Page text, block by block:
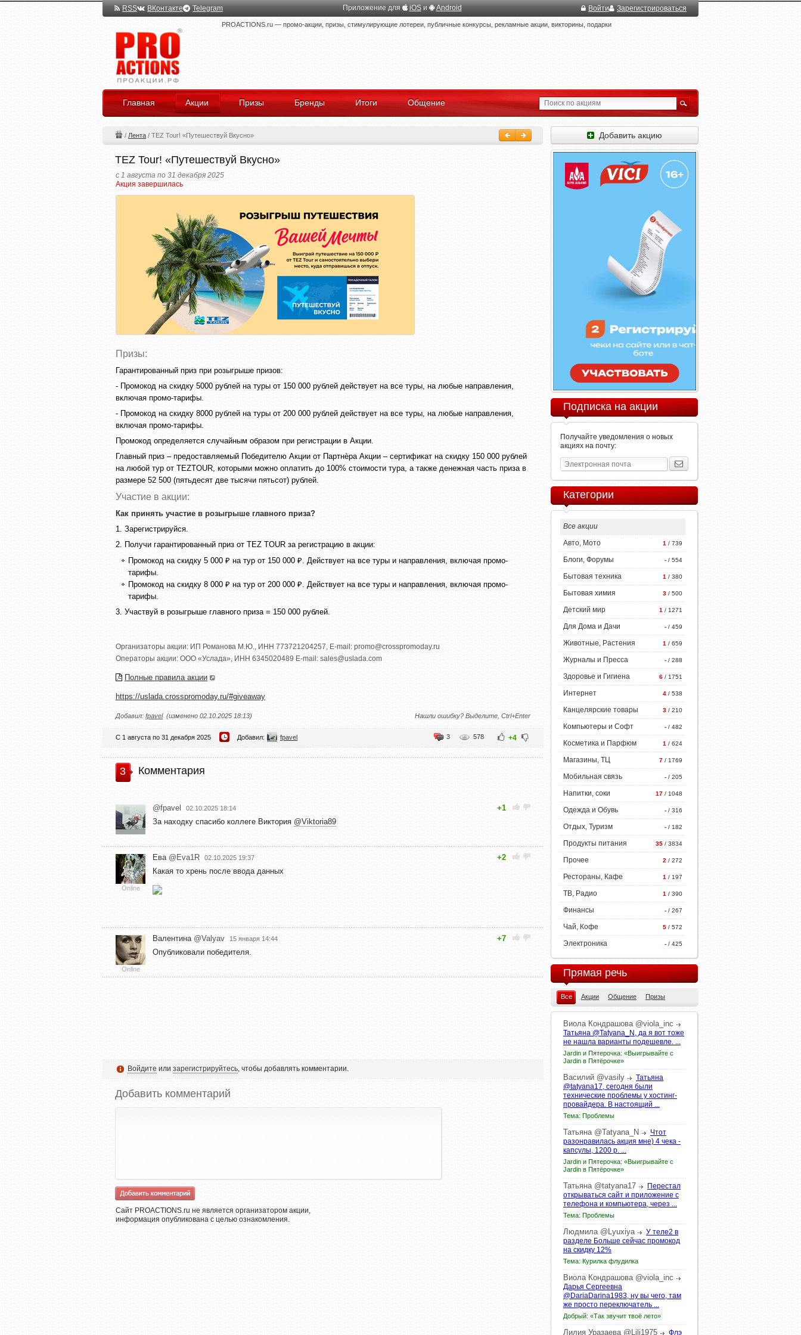
RSS ВКонтакте Telegram Приложение для iOSи Android Войти Зарегистрироваться
PROACTIONS.ru — промо-акции, призы, стимулирующие лотереи, публичные конкурсы, рекламные акции, викторины, подарки
Главная Акции Призы Бренды Итоги Общение
/ Лента / TEZ Tour! «Путешествуй Вкусно»
TEZ Tour! «Путешествуй Вкусно»
с 1 августа по 31 декабря 2025
Акция завершилась
Призы:
Гарантированный приз при розыгрыше призов:
- Промокод на скидку 5000 рублей на туры от 150 000 рублей действует на все туры, на любые направления,
включая промо-тарифы.
- Промокод на скидку 8000 рублей на туры от 200 000 рублей действует на все туры, на любые направления,
включая промо-тарифы.
Промокод определяется случайным образом при регистрации в Акции.
Главный приз – предоставляемый Победителю Акции от Партнѐра Акции – сертификат на скидку 150 000 рублей
на любой тур от TEZTOUR, которыми можно оплатить до 100% стоимости тура, а также денежная часть приза в
размере 52 500 (пятьдесят две тысячи пятьсот) рублей.
Участие в акции:
Как принять участие в розыгрыше главного приза?
1. Зарегистрируйся.
2. Получи гарантированный приз от TEZ TOUR за регистрацию в акции:
Промокод на скидку 5 000 ₽ на тур от 150 000 ₽. Действует на все туры и направления, включая промо-
тарифы.
Промокод на скидку 8 000 ₽ на тур от 200 000 ₽. Действует на все туры и направления, включая промо-
тарифы.
3. Участвуй в розыгрыше главного приза = 150 000 рублей.
Организаторы акции: ИП Романова М.Ю., ИНН 773721204257, E-mail: promo@crosspromoday.ru
Операторы акции: ООО «Услада», ИНН 6345020489 E-mail: sales@uslada.com
Полные правила акции
https://uslada.crosspromoday.ru/#giveaway
Добавил: fpavel(изменено 02.10.2025 18:13) Нашли ошибку? Выделите, Ctrl+Enter
С 1 августа по 31 декабря 2025 Добавил: fpavel +4
578
3
3 Комментария
@fpavel 02.10.2025 18:14
+1
За находку спасибо коллеге Виктория @Viktoria89
Online
Ева @Eva1R 02.10.2025 19:37
+2
Какая то хрень после ввода данных
Online
Валентина @Valyav 15 января 14:44
+7
Опубликовали победителя.
Войдите или зарегистрируйтесь, чтобы добавлять комментарии.
Добавить комментарий
Сайт PROACTIONS.ru не является организатором акции,
информация опубликована с целью ознакомления.
Добавить акцию
Подписка на акции
Получайте уведомления о новых
акциях на почту:
Категории
Все акции
1 / 739
Авто, Мото
- / 554
Блоги, Форумы
1 / 380
Бытовая техника
3 / 500
Бытовая химия
1 / 1271
Детский мир
- / 459
Для Дома и Дачи
1 / 659
Животные, Растения
- / 288
Журналы и Пресса
6 / 1751
Здоровье и Гигиена
4 / 538
Интернет
3 / 210
Канцелярские товары
- / 482
Компьютеры и Софт
1 / 624
Косметика и Парфюм
7 / 1769
Магазины, ТЦ
- / 205
Мобильная связь
17 / 1048
Напитки, соки
- / 316
Одежда и Обувь
- / 182
Отдых, Туризм
35 / 3834
Продукты питания
2 / 272
Прочее
1 / 197
Рестораны, Кафе
1 / 390
ТВ, Радио
- / 267
Финансы
5 / 572
Чай, Кофе
- / 425
Электроника
Прямая речь
Все Акции Общение Призы
Виола Кондрашова @viola_inc
Татьяна @Tatyana_N, да я вот тоже
не нашла варианты подешевле. ...
Jardin и Пятерочка: «Выигрывайте с
Jardin в Пятёрочке»
Василий @vasily
Татьяна
@tatyana17, сегодня были
технические проблемы у хостинг-
провайдера. В настоящий ...
Тема: Проблемы
Татьяна @Tatyana_N
Чтот
разонравилась акция мне) 4 чека -
капсулы, 1200 р. ...
Jardin и Пятерочка: «Выигрывайте с
Jardin в Пятёрочке»
Татьяна @tatyana17
Перестал
открываться сайт и приложение с
телефона и компьютера, через ...
Тема: Проблемы
Людмила @Lyuxiya
У теле2 в
разделе Больше сейчас промокод
на скидку 12%
Тема: Курилка флудилка
Виола Кондрашова @viola_inc
Дарья Сергеевна
@DariaDarina1983, ну вы чего, там
же просто переключатель ...
Добрый: «Так звучит твоё лето»
Лилия Уразаева @Lili1975
Флэ